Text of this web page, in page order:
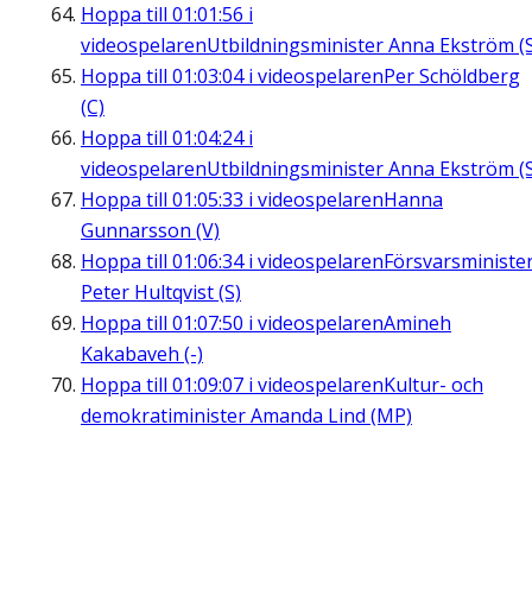
Hoppa till 01:01:56 i
videospelarenUtbildningsminister Anna Ekström
Hoppa till 01:03:04i videospelarenPer Schöldberg
(C)
Hoppa till 01:04:24i
videospelarenUtbildningsminister Anna Ekström
Hoppa till 01:05:33 i videospelarenHanna
Gunnarsson (V)
Hoppa till 01:06:34i videospelaren
Peter Hultqvist (S)
Hoppa till 01:07:50 i videospelarenAmineh
Kakabaveh (-)
Hoppa till 01:09:07 i videospelarenKultur- och
demokratiminister Amanda Lind (MP)